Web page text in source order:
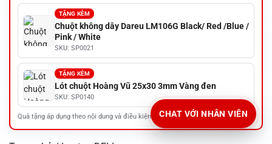
TẶNG KÈM
Chuột không dây Dareu LM106G Black/ Red /Blue /
Pink / White
SKU: SP0021
TẶNG KÈM
Lót chuột Hoàng Vũ 25x30 3mm Vàng đen
SKU: SP0140
Quà tặng áp dụng theo nội dung và điều kiện của chương trình khuyến mãi.
CHAT VỚI NHÂN VIÊN